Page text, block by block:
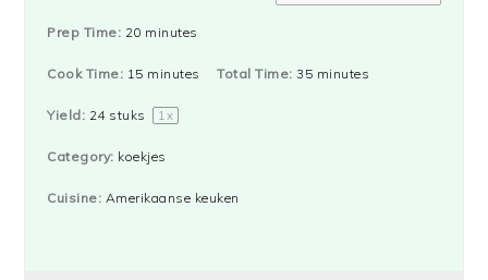
Prep Time: 20 minutes
Cook Time: 15 minutes Total Time: 35 minutes
Yield: 24stuks 1x
Category: koekjes
Cuisine: Amerikaanse keuken